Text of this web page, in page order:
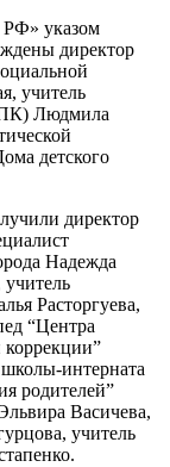
РФ» указом
директор
учитель
Людмила
детского
директор
Надежда
Расторгуева,
“Центра
коррекции”
интерната
родителей”
Васичева,
учитель